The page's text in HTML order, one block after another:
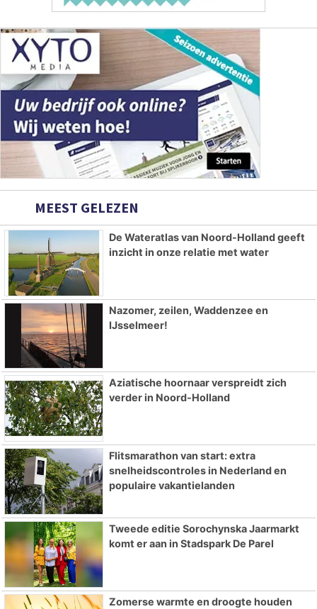
MEEST GELEZEN
De Wateratlas van Noord-Holland geeft
inzicht in onze relatie met water
Nazomer, zeilen, Waddenzee en
IJsselmeer!
Aziatische hoornaar verspreidt zich
verder in Noord-Holland
Flitsmarathon van start: extra
snelheidscontroles in Nederland en
populaire vakantielanden
Tweede editie Sorochynska Jaarmarkt
komt er aan in Stadspark De Parel
Zomerse warmte en droogte houden